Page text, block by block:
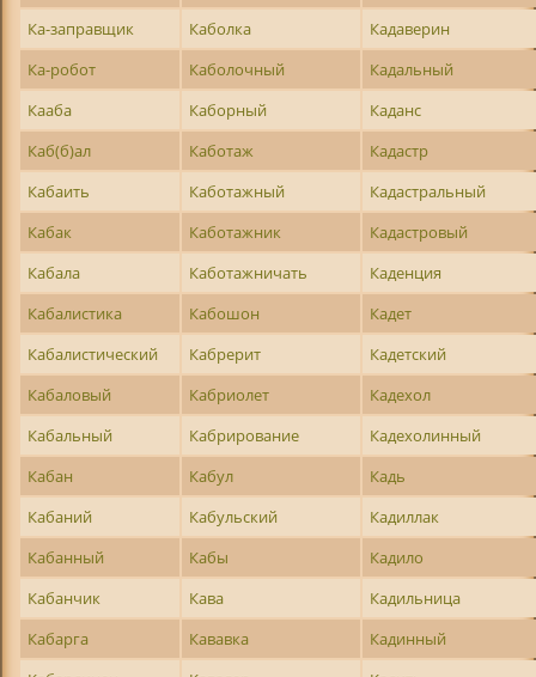
Ка-заправщик
Каболка
Кадаверин
Ка-робот
Каболочный
Кадальный
Кааба
Каборный
Каданс
Каб(б)ал
Каботаж
Кадастр
Кабаить
Каботажный
Кадастральный
Кабак
Каботажник
Кадастровый
Кабала
Каботажничать
Каденция
Кабалистика
Кабошон
Кадет
Кабалистический
Кабрерит
Кадетский
Кабаловый
Кабриолет
Кадехол
Кабальный
Кабрирование
Кадехолинный
Кабан
Кабул
Кадь
Кабаний
Кабульский
Кадиллак
Кабанный
Кабы
Кадило
Кабанчик
Кава
Кадильница
Кабарга
Кававка
Кадинный